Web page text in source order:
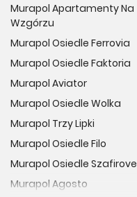
Murapol Apartamenty Na
Wzgórzu
Murapol Osiedle Ferrovia
Murapol Osiedle Faktoria
Murapol Aviator
Murapol Osiedle Wolka
Murapol Trzy Lipki
Murapol Osiedle Filo
Murapol Osiedle Szafirove
Murapol Agosto